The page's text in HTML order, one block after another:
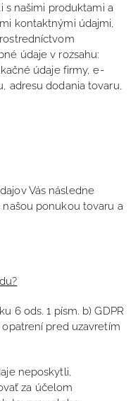
s našimi produktami a
kontaktnými údajmi,
údaje v rozsahu:
údaje firmy, e-
adresu dodania tovaru,
Vás následne
ponukou tovaru a
6 ods. 1 písm. b) GDPR
pred uzavretím
neposkytli,
za účelom